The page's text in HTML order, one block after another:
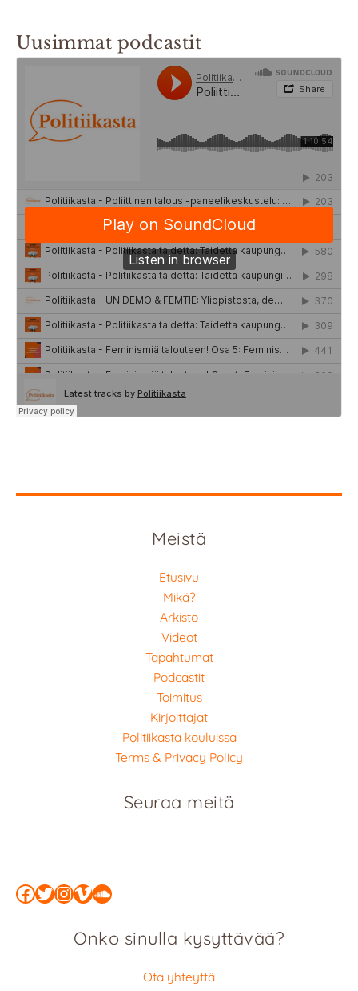
Uusimmat podcastit
Meistä
Etusivu
Mikä?
Arkisto
Videot
Tapahtumat
Podcastit
Toimitus
Kirjoittajat
Politiikasta kouluissa
Terms & Privacy Policy
Seuraa meitä
Facebook
Twitter
Instagram
Vimeo
SoundCloud
Onko sinulla kysyttävää?
Ota yhteyttä